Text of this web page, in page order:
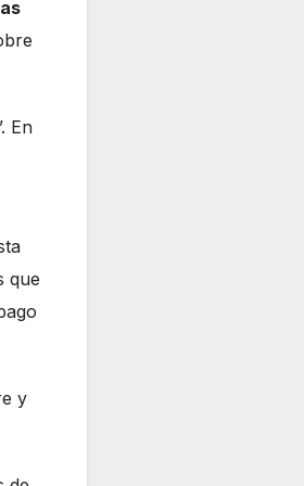
En
que
y